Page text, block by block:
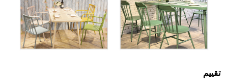
تقييم